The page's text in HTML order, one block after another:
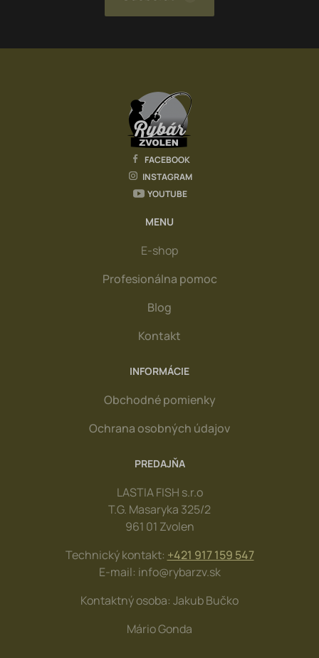
FACEBOOK
INSTAGRAM
YOUTUBE
MENU
E-shop
Profesionálna pomoc
Blog
Kontakt
INFORMÁCIE
Obchodné pomienky
Ochrana osobných údajov
PREDAJŇA
LASTIA FISH s.r.o
T.G. Masaryka 325/2
961 01 Zvolen
Technický kontakt: +421 917 159 547
E-mail: info@rybarzv.sk
Kontaktný osoba: Jakub Bučko
Mário Gonda